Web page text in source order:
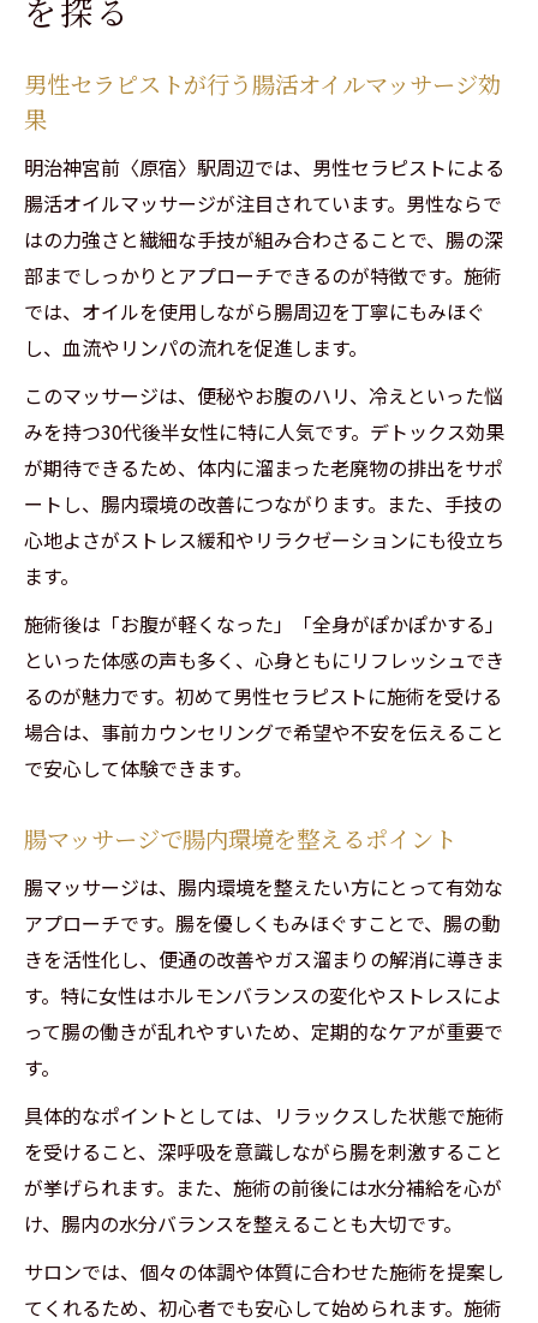
を探る
男性セラピストが行う腸活オイルマッサージ効
果
明治神宮前〈原宿〉駅周辺では、男性セラピストによる
腸活オイルマッサージが注目されています。男性ならで
はの力強さと繊細な手技が組み合わさることで、腸の深
部までしっかりとアプローチできるのが特徴です。施術
では、オイルを使用しながら腸周辺を丁寧にもみほぐ
し、血流やリンパの流れを促進します。
このマッサージは、便秘やお腹のハリ、冷えといった悩
みを持つ30代後半女性に特に人気です。デトックス効果
が期待できるため、体内に溜まった老廃物の排出をサポ
ートし、腸内環境の改善につながります。また、手技の
心地よさがストレス緩和やリラクゼーションにも役立ち
ます。
施術後は「お腹が軽くなった」「全身がぽかぽかする」
といった体感の声も多く、心身ともにリフレッシュでき
るのが魅力です。初めて男性セラピストに施術を受ける
場合は、事前カウンセリングで希望や不安を伝えること
で安心して体験できます。
腸マッサージで腸内環境を整えるポイント
腸マッサージは、腸内環境を整えたい方にとって有効な
アプローチです。腸を優しくもみほぐすことで、腸の動
きを活性化し、便通の改善やガス溜まりの解消に導きま
す。特に女性はホルモンバランスの変化やストレスによ
って腸の働きが乱れやすいため、定期的なケアが重要で
す。
具体的なポイントとしては、リラックスした状態で施術
を受けること、深呼吸を意識しながら腸を刺激すること
が挙げられます。また、施術の前後には水分補給を心が
け、腸内の水分バランスを整えることも大切です。
サロンでは、個々の体調や体質に合わせた施術を提案し
てくれるため、初心者でも安心して始められます。施術
ご予約はこちらから
ご予約はこちらから